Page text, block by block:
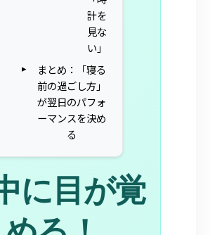
計を
見な
い」
まとめ：「寝る
前の過ごし方」
が翌日のパフォ
ーマンスを決め
る
に目が覚